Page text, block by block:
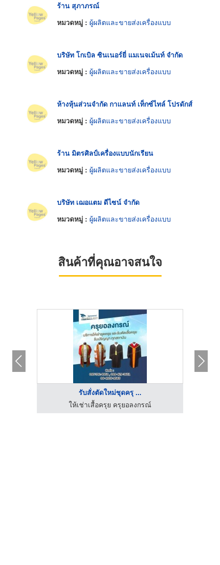
ร้าน สุภาภรณ์
หมวดหมู่ : ผู้ผลิตและขายส่งเครื่องแบบ
บริษัท โกเบิล ซินเนอร์ยี่ แมเนจเม้นท์ จำกัด
หมวดหมู่ : ผู้ผลิตและขายส่งเครื่องแบบ
ห้างหุ้นส่วนจำกัด กาแลนท์ เท็กซ์ไทล์ โปรดักส์
หมวดหมู่ : ผู้ผลิตและขายส่งเครื่องแบบ
ร้าน มิตรศิลป์เครื่องแบบนักเรียน
หมวดหมู่ : ผู้ผลิตและขายส่งเครื่องแบบ
บริษัท เฌอแตม ดีไซน์ จำกัด
หมวดหมู่ : ผู้ผลิตและขายส่งเครื่องแบบ
สินค้าที่คุณอาจสนใจ
รับสั่งตัดใหม่ชุดครุ ...
ให้เช่าเสื้อครุย ครุยอลงกรณ์